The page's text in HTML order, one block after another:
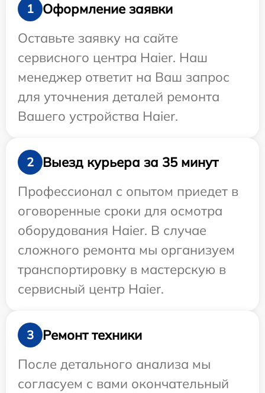
1
Оформление заявки
Оставьте заявку на сайте
сервисного центра Haier. Наш
менеджер ответит на Ваш запрос
для уточнения деталей ремонта
Вашего устройства Haier.
2
Выезд курьера за 35 минут
Профессионал с опытом приедет в
оговоренные сроки для осмотра
оборудования Haier. В случае
сложного ремонта мы организуем
транспортировку в мастерскую в
сервисный центр Haier.
3
Ремонт техники
После детального анализа мы
согласуем с вами окончательный